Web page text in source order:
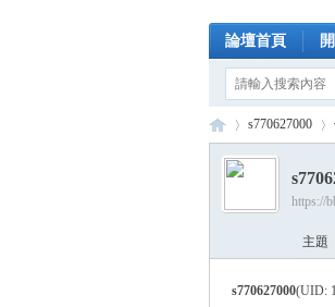
論壇首頁
›
s770627000
https://
主題
s770627000(UID: